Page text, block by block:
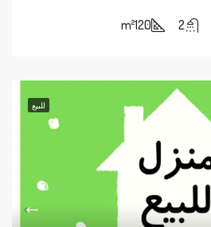
2
120
m²
للبيع